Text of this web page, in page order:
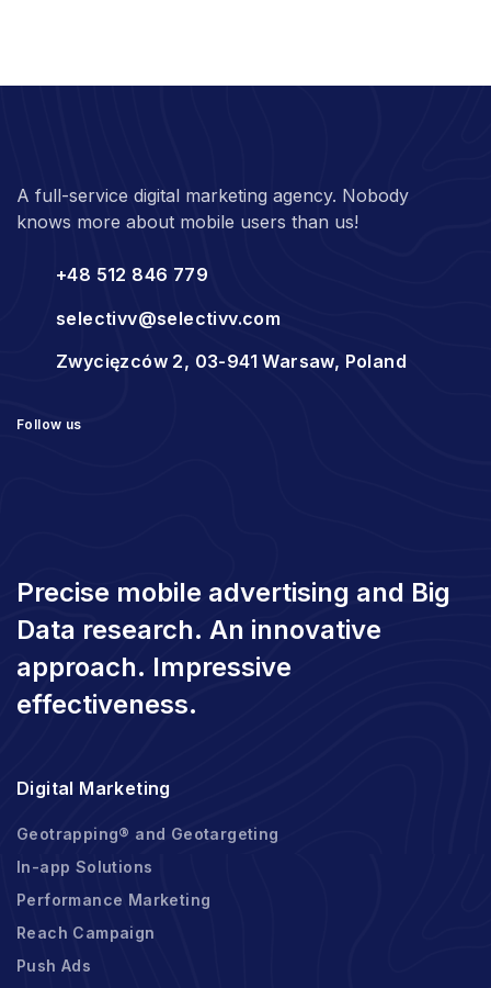
A full-service digital marketing agency. Nobody
knows more about mobile users than us!
+48 512 846 779
selectivv@selectivv.com
Zwycięzców 2, 03-941 Warsaw, Poland
Follow us
Precise mobile advertising and Big
Data research. An innovative
approach. Impressive
effectiveness.
Digital Marketing
Geotrapping® and Geotargeting
In-app Solutions
Performance Marketing
Reach Campaign
Push Ads